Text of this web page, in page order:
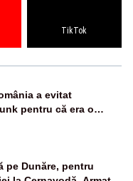
TikTok
a evitat
pentru că era o
și fondurile de
pe Dunăre, pentru